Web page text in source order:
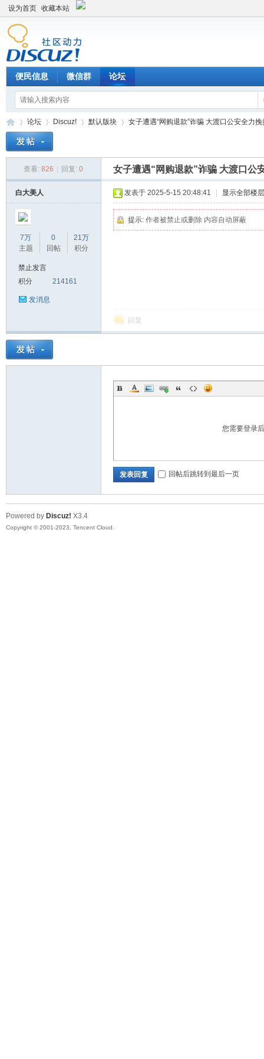
设为首页 收藏本站
便民信息 微信群 论坛
Bo
论坛
›
Discuz!
›
默认版块
›
女子遭遇“网购退款”诈骗 大渡口公安全力
查看: 826 回复: 0 女子遭遇“网购退款”诈骗 大渡口公
白大美人
7万
主题
0
回帖
21万
积分
禁止发言
积分
214161
发消息
发表于 2025-5-15 20:48:41 显示全部楼层
提示: 作者被禁止或删除 内容自动屏蔽
回复
您需要登录
发表回复 回帖后跳转到最后一页
Powered by Discuz! X3.4
Copyright © 2001-2023, Tencent Cloud.